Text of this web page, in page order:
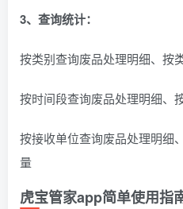
3、查询统计：
按类别查询废品处理明细、按
按时间段查询废品处理明细、
按接收单位查询废品处理明细
量
虎宝管家app简单使用指